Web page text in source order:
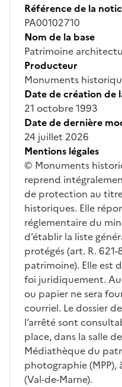
Référence de la
PA00102710
Nom de la base
Patrimoine
Producteur
Monuments
Date de création de
21 octobre 1993
Date de dernière
24 juillet 2026
Mentions légales
© Monuments
reprend
de protection au
historiques. Elle
réglementaire du
d’établir la liste
protégés (art. R.
patrimoine). Elle est
foi juridiquement.
ou papier ne sera
courriel. Le dossier
l’arrêté sont
place, dans la salle
Médiathèque du
photographie (MPP),
(Val-de-Marne).